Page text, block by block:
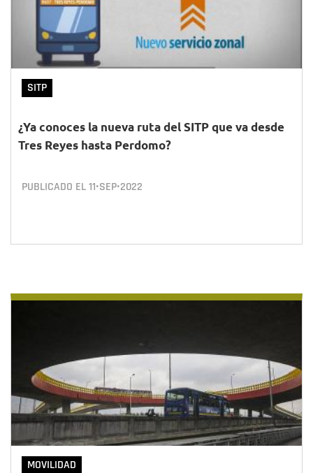
SITP
¿Ya conoces la nueva ruta del SITP que va desde
Tres Reyes hasta Perdomo?
PUBLICADO EL11•SEP•2022
MOVILIDAD